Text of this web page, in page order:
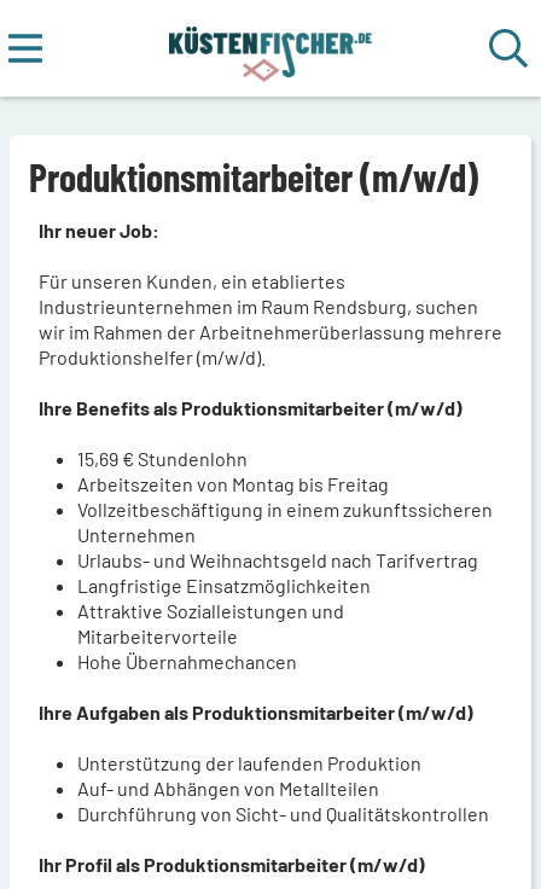
Produktionsmitarbeiter (m/w/d)
Ihr neuer Job:
Für unseren Kunden, ein etabliertes
Industrieunternehmen im Raum Rendsburg, suchen
wir im Rahmen der Arbeitnehmerüberlassung mehrere
Produktionshelfer (m/w/d).
Ihre Benefits als Produktionsmitarbeiter (m/w/d)
15,69 € Stundenlohn
Arbeitszeiten von Montag bis Freitag
Vollzeitbeschäftigung in einem zukunftssicheren
Unternehmen
Urlaubs- und Weihnachtsgeld nach Tarifvertrag
Langfristige Einsatzmöglichkeiten
Attraktive Sozialleistungen und
Mitarbeitervorteile
Hohe Übernahmechancen
Ihre Aufgaben als Produktionsmitarbeiter (m/w/d)
Unterstützung der laufenden Produktion
Auf- und Abhängen von Metallteilen
Durchführung von Sicht- und Qualitätskontrollen
Ihr Profil als Produktionsmitarbeiter (m/w/d)